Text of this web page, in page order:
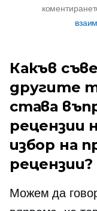
Какъв
другите
става
рецензии
избор на
рецензии?
Можем да